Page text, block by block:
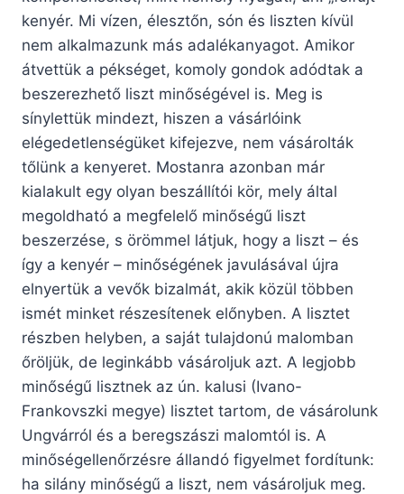
kenyér. Mi vízen, élesztőn, són és liszten kívül
nem alkalmazunk más adalékanyagot. Amikor
átvettük a pékséget, komoly gondok adódtak a
beszerezhető liszt minőségével is. Meg is
sínylettük mindezt, hiszen a vásárlóink
elégedetlenségüket kifejezve, nem vásárolták
tőlünk a kenyeret. Mostanra azonban már
kialakult egy olyan beszállítói kör, mely által
megoldható a megfelelő minőségű liszt
beszerzése, s örömmel látjuk, hogy a liszt – és
így a kenyér – minőségének javulásával újra
elnyertük a vevők bizalmát, akik közül többen
ismét minket részesítenek előnyben. A lisztet
részben helyben, a saját tulajdonú malomban
őröljük, de leginkább vásároljuk azt. A legjobb
minőségű lisztnek az ún. kalusi (Ivano-
Frankovszki megye) lisztet tartom, de vásárolunk
Ungvárról és a beregszászi malomtól is. A
minőségellenőrzésre állandó figyelmet fordítunk:
ha silány minőségű a liszt, nem vásároljuk meg.